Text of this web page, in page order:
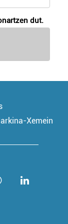
dut.
Xemein